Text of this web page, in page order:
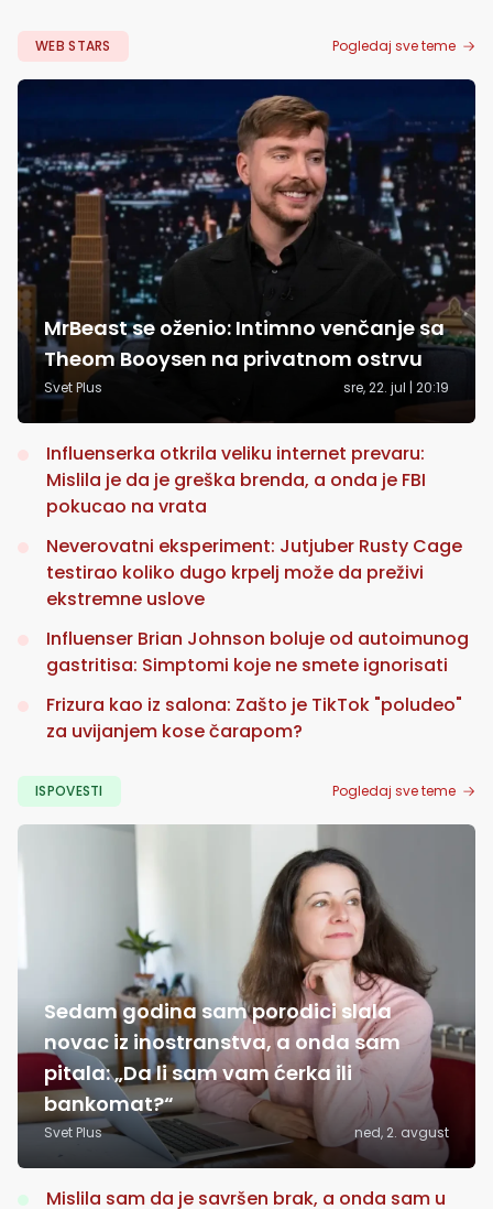
WEB STARS Pogledaj sve teme
MrBeast se oženio: Intimno venčanje sa
Theom Booysen na privatnom ostrvu
Svet Plus sre, 22. jul | 20:19
Influenserka otkrila veliku internet prevaru:
Mislila je da je greška brenda, a onda je FBI
pokucao na vrata
Neverovatni eksperiment: Jutjuber Rusty Cage
testirao koliko dugo krpelj može da preživi
ekstremne uslove
Influenser Brian Johnson boluje od autoimunog
gastritisa: Simptomi koje ne smete ignorisati
Frizura kao iz salona: Zašto je TikTok "poludeo"
za uvijanjem kose čarapom?
ISPOVESTI Pogledaj sve teme
Sedam godina sam porodici slala
novac iz inostranstva, a onda sam
pitala: „Da li sam vam ćerka ili
bankomat?“
Svet Plus ned, 2. avgust
Mislila sam da je savršen brak, a onda sam u